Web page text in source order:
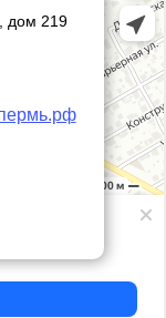
дом 219